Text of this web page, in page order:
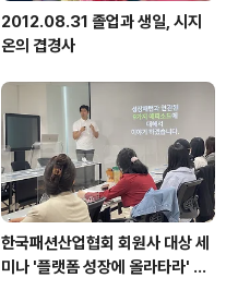
2012.08.31 졸업과 생일, 시지
온의 겹경사
한국패션산업협회 회원사 대상 세
미나 '플랫폼 성장에 올라타라' 및